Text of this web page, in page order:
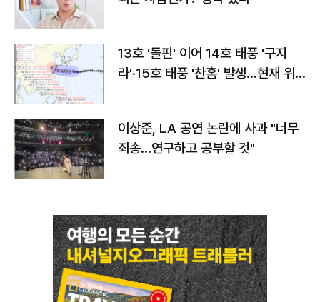
13호 '돌핀' 이어 14호 태풍 '구지
라'·15호 태풍 '찬홈' 발생…현재 위
이상준, LA 공연 논란에 사과 "너무
죄송…연구하고 공부할 것"